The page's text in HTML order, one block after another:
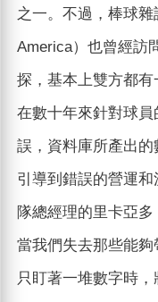
之一。不過，棒球
America）也曾經訪
探，基本上雙方都
在數十年來針對球
誤，資料庫所產出
引導到錯誤的營運
隊總經理的里卡亞
當我們失去那些能夠
只盯著一堆數字時，